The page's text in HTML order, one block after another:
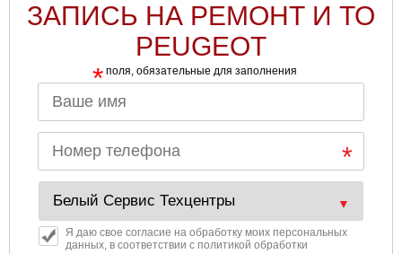
ЗАПИСЬ НА РЕМОНТ И ТО
PEUGEOT
* поля, обязательные для заполнения
Я даю свое согласие на обработку моих персональных
данных, в соответствии с политикой обработки